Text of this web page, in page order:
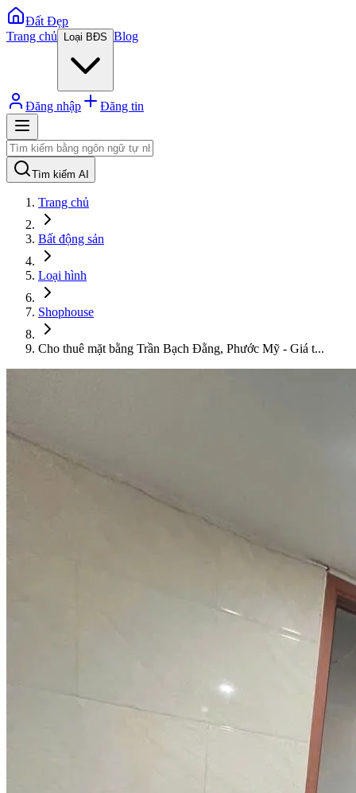
Đất Đẹp
Trang chủ
Loại BĐS Blog
Đăng nhập Đăng tin
Tìm kiếm AI
Trang chủ
Bất động sản
Loại hình
Shophouse
Cho thuê mặt bằng Trần Bạch Đằng, Phước Mỹ - Giá t...